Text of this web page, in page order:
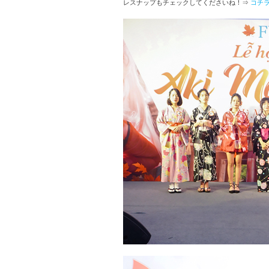
レスナップもチェックしてくださいね！⇒ コチ